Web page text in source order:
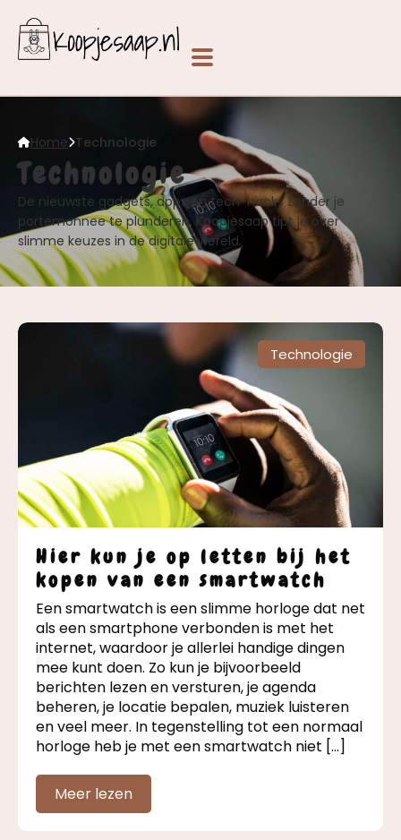
Home Technologie
Technologie
De nieuwste gadgets, apps en tech-hacks zonder je
portemonnee te plunderen. Koopjesaap tipt je over
slimme keuzes in de digitale wereld.
Technologie
Hier kun je op letten bij het
kopen van een smartwatch
Een smartwatch is een slimme horloge dat net
als een smartphone verbonden is met het
internet, waardoor je allerlei handige dingen
mee kunt doen. Zo kun je bijvoorbeeld
berichten lezen en versturen, je agenda
beheren, je locatie bepalen, muziek luisteren
en veel meer. In tegenstelling tot een normaal
horloge heb je met een smartwatch niet […]
Meer lezen